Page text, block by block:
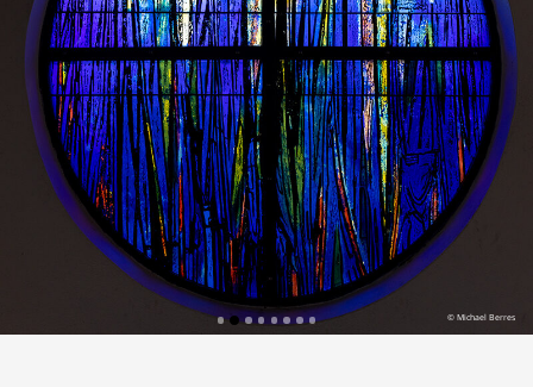
© Michael Berres